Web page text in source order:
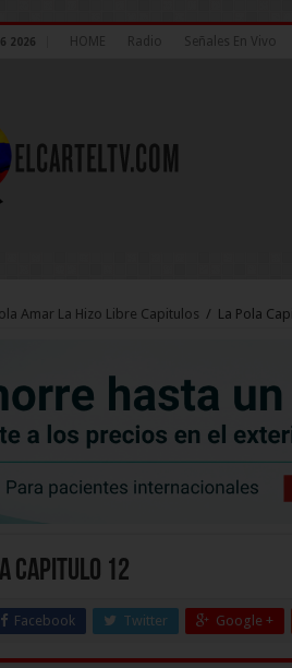
6 2026 HOME Radio Señales En Vivo
Amar La Hizo Libre Capitulos / La Pola
Capitulo 12
Facebook Twitter Google +